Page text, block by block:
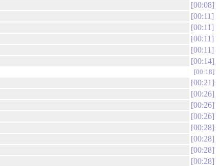
00:08
00:11
00:11
00:11
00:11
00:14
00:18
00:21
00:26
00:26
00:26
00:28
00:28
00:28
00:28